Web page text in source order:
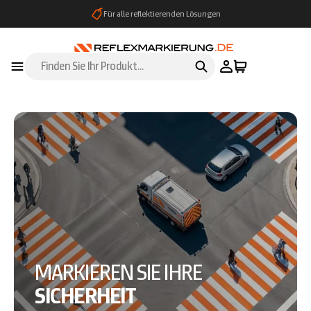
Inhalt
Für alle reflektierenden Lösungen
MARKIEREN SIE IHRE
SICHERHEIT